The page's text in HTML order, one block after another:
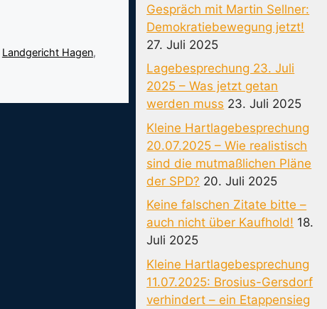
Landgericht Hagen,
Gespräch mit Martin Sellner:
Demokratiebewegung jetzt!
27. Juli 2025
Lagebesprechung 23. Juli
2025 – Was jetzt getan
werden muss 23. Juli 2025
Kleine Hartlagebesprechung
20.07.2025 – Wie realistisch
sind die mutmaßlichen Pläne
der SPD? 20. Juli 2025
Keine falschen Zitate bitte –
auch nicht über Kaufhold! 18.
Juli 2025
Kleine Hartlagebesprechung
11.07.2025: Brosius-Gersdorf
verhindert – ein Etappensieg